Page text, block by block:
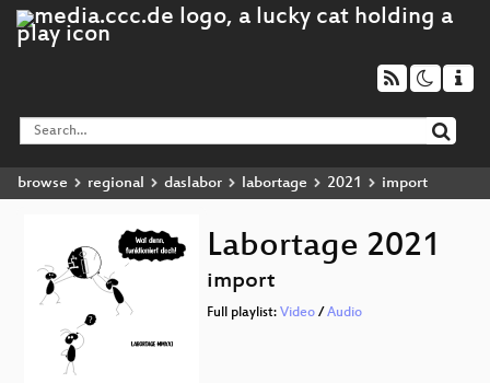
browse regional daslabor labortage 2021 import
Labortage 2021
import
Full playlist: Video / Audio